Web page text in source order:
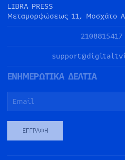
LIBRA PRESS
Μεταμορφώσεως 11, Μοσχάτο
2108815417
ΕΝΗΜΕΡΩΤΙΚΑ ΔΕΛΤΙΑ
ΕΓΓΡΑΦΉ